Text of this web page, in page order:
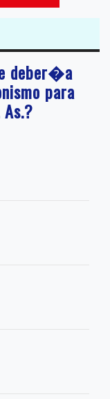
deber�a
para